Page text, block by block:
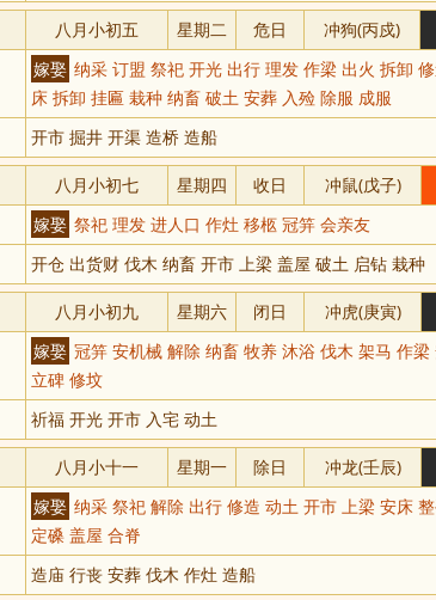
八月小初五 星期二 危日 冲狗(丙戍)
嫁娶 纳采 订盟 祭祀 开光 出行 理发 作梁 出火 拆卸
床 拆卸 挂匾 栽种 纳畜 破土 安葬 入殓 除服 成服
开市 掘井 开渠 造桥 造船
八月小初七 星期四 收日 冲鼠(戊子)
嫁娶 祭祀 理发 进人口 作灶 移柩 冠笄 会亲友
开仓 出货财 伐木 纳畜 开市 上梁 盖屋 破土 启钻 栽种
八月小初九 星期六 闭日 冲虎(庚寅)
嫁娶 冠笄 安机械 解除 纳畜 牧养 沐浴 伐木 架马 作
立碑 修坟
祈福 开光 开市 入宅 动土
八月小十一 星期一 除日 冲龙(壬辰)
嫁娶 纳采 祭祀 解除 出行 修造 动土 开市 上梁 安床
定磉 盖屋 合脊
造庙 行丧 安葬 伐木 作灶 造船